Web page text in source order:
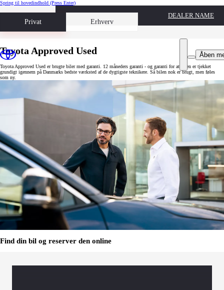
Spring til hovedindhold (Press Enter)
Privat Erhverv
Book prøvetur
DEALER NAME
Åben
Toyota Approved Used
Toyota Approved Used er brugte biler med garanti. 12 måneders garanti - og garanti for at bilen er tjekket
grundigt igennem på Danmarks bedste værksted af de dygtigste teknikere. Så bilen nok er brugt, men føles
som ny.
Find din bil og reserver den online